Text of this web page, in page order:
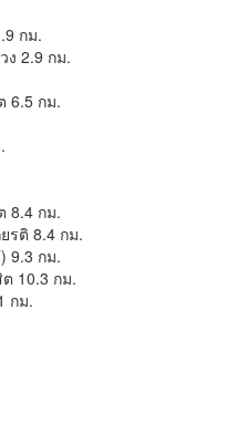
กม.
ง 2.9 กม.
6.5 กม.
8.4 กม.
รติ 8.4 กม.
9.3 กม.
10.3 กม.
กม.